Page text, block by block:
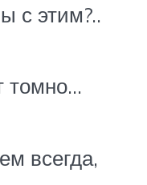
с этим?..
томно…
всегда,